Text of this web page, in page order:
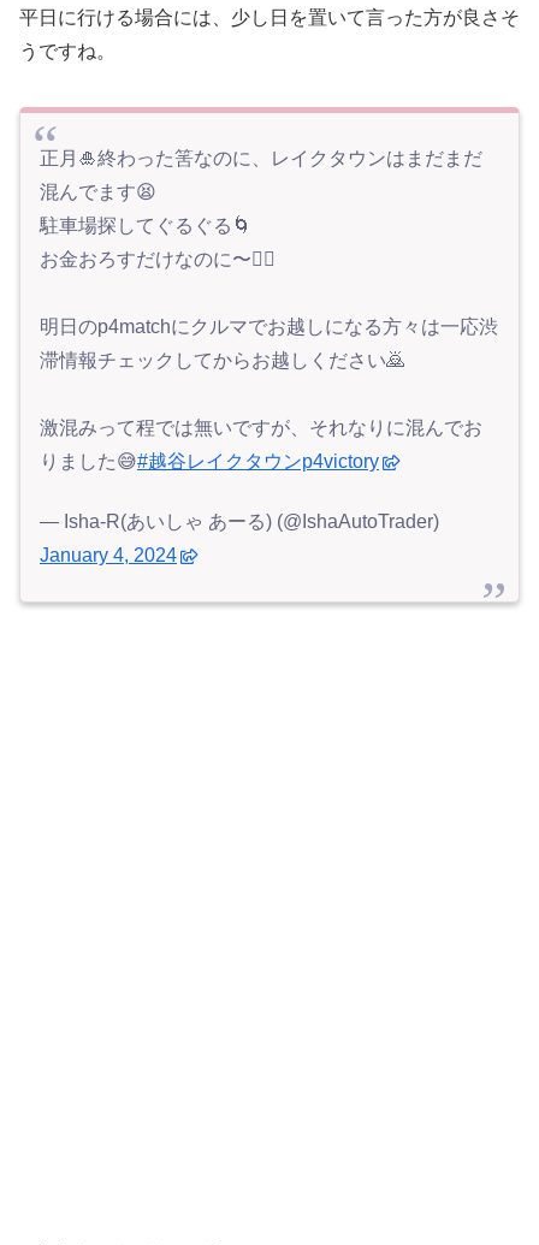
平日に行ける場合には、少し日を置いて言った方が良さそ
うですね。
正月🎍終わった筈なのに、レイクタウンはまだまだ
混んでます😫
駐車場探してぐるぐる🌀
お金おろすだけなのに〜😮‍💨
明日のp4matchにクルマでお越しになる方々は一応渋
滞情報チェックしてからお越しください🙇
激混みって程では無いですが、それなりに混んでお
りました😅#越谷レイクタウンp4victory
— Isha-R(あいしゃ あーる) (@IshaAutoTrader)
January 4, 2024